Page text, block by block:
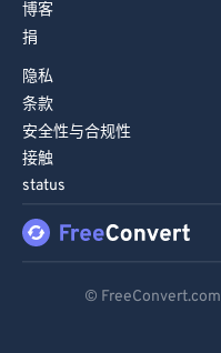
博客
捐
隐私
条款
安全性与合规性
接触
status
© FreeConvert.com